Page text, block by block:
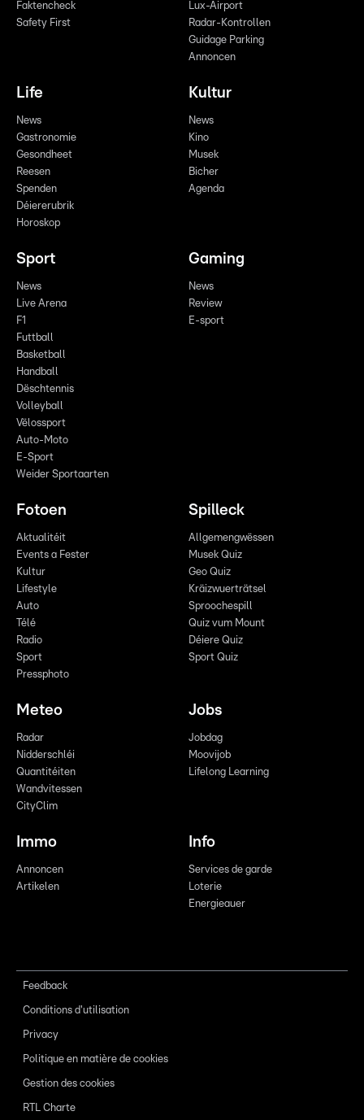
Faktencheck
Safety First
Lux-Airport
Radar-Kontrollen
Guidage Parking
Annoncen
Life
News
Gastronomie
Gesondheet
Reesen
Spenden
Déiererubrik
Horoskop
Kultur
News
Kino
Musek
Bicher
Agenda
Sport
News
Live Arena
F1
Futtball
Basketball
Handball
Dëschtennis
Volleyball
Vëlossport
Auto-Moto
E-Sport
Weider Sportaarten
Gaming
News
Review
E-sport
Fotoen
Aktualitéit
Events a Fester
Kultur
Lifestyle
Auto
Télé
Radio
Sport
Pressphoto
Spilleck
Allgemengwëssen
Musek Quiz
Geo Quiz
Kräizwuerträtsel
Sproochespill
Quiz vum Mount
Déiere Quiz
Sport Quiz
Meteo
Radar
Nidderschléi
Quantitéiten
Wandvitessen
CityClim
Jobs
Jobdag
Moovijob
Lifelong Learning
Immo
Annoncen
Artikelen
Info
Services de garde
Loterie
Energieauer
Feedback
Conditions d'utilisation
Privacy
Politique en matière de cookies
Gestion des cookies
RTL Charte